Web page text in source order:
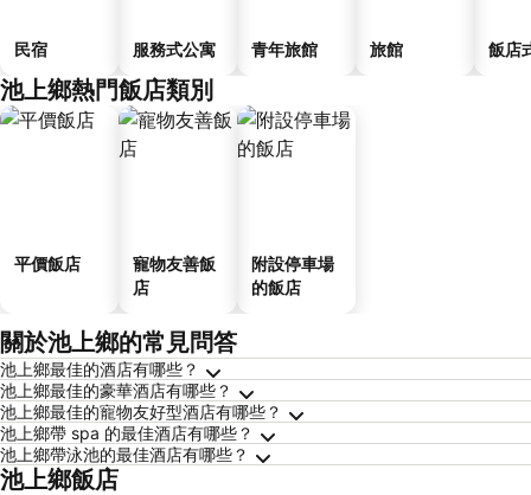
民宿 服務式公寓 青年旅館 旅館 飯店
池上鄉熱門飯店類別
平價飯店
寵物友善飯
店
附設停車場
的飯店
關於池上鄉的常見問答
池上鄉最佳的酒店有哪些？
池上鄉最佳的豪華酒店有哪些？
池上鄉最佳的寵物友好型酒店有哪些？
池上鄉帶 spa 的最佳酒店有哪些？
池上鄉帶泳池的最佳酒店有哪些？
池上鄉飯店